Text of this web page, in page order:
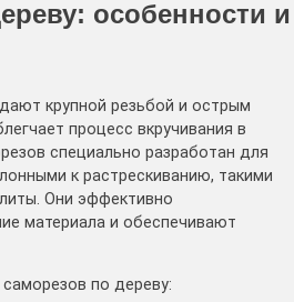
особенности и
крупной резьбой и острым
процесс вкручивания в
специально разработан для
к растрескиванию, такими
Они эффективно
материала и обеспечивают
по дереву: